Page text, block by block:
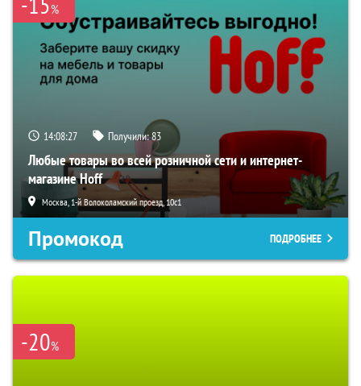
%
14:08:25 Получили:83
Любые товары во всей розничной сети и интернет-
магазине Hoff
Москва, 1-й Волоколамский проезд, 10с1
Промокод ПОДРОБНЕЕ
-20%